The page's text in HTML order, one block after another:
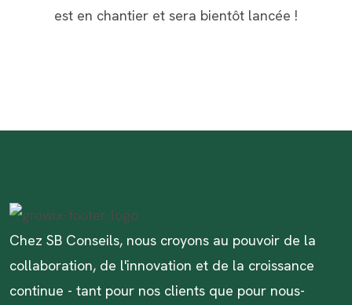
est en chantier et sera bientôt lancée !
Chez SB Conseils, nous croyons au pouvoir de la
collaboration, de l'innovation et de la croissance
continue - tant pour nos clients que pour nous-